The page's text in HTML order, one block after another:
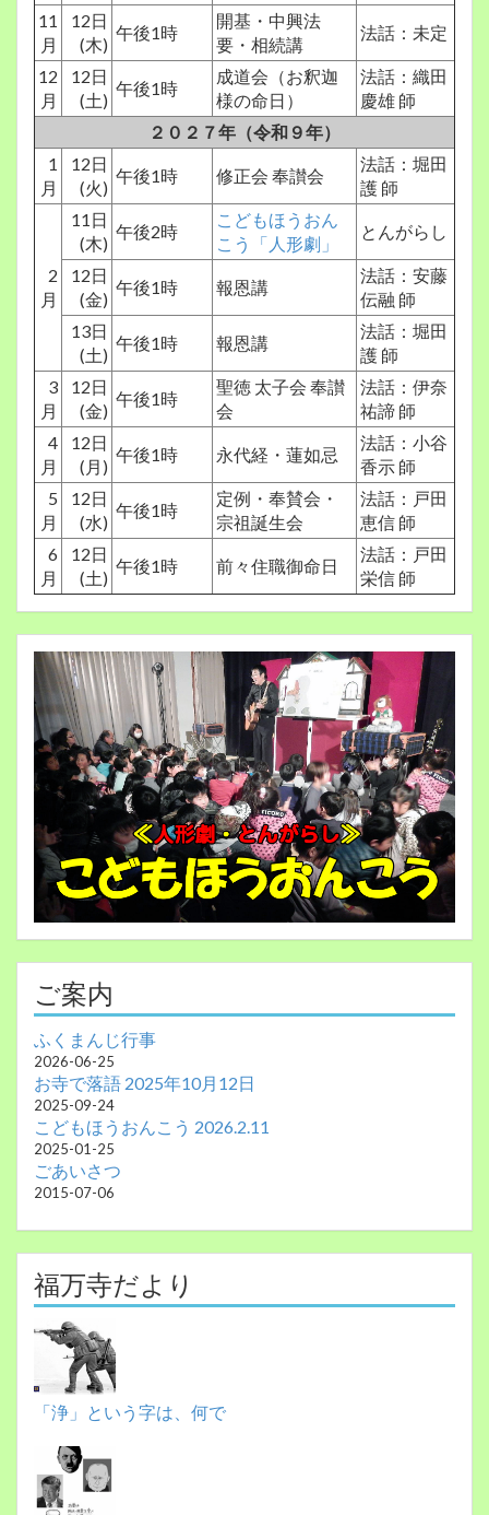
11
月
12日
(木)
午後1時
開基・中興法
要・相続講
法話：未定
12
月
12日
(土)
午後1時
成道会（お釈迦
様の命日）
法話：織田
慶雄 師
２０２７年（令和９年）
1
月
12日
(火)
午後1時 修正会 奉讃会
法話：堀田
護 師
2
月
11日
(木)
午後2時
こどもほうおん
こう「人形劇」
とんがらし
12日
(金)
午後1時 報恩講
法話：安藤
伝融 師
13日
(土)
午後1時 報恩講
法話：堀田
護 師
3
月
12日
(金)
午後1時
聖徳 太子会 奉讃
会
法話：伊奈
祐諦 師
4
月
12日
(月)
午後1時 永代経・蓮如忌
法話：小谷
香示 師
5
月
12日
(水)
午後1時
定例・奉賛会・
宗祖誕生会
法話：戸田
恵信 師
6
月
12日
(土)
午後1時 前々住職御命日
法話：戸田
栄信 師
ご案内
ふくまんじ行事
2026-06-25
お寺で落語 2025年10月12日
2025-09-24
こどもほうおんこう 2026.2.11
2025-01-25
ごあいさつ
2015-07-06
福万寺だより
「浄」という字は、何で